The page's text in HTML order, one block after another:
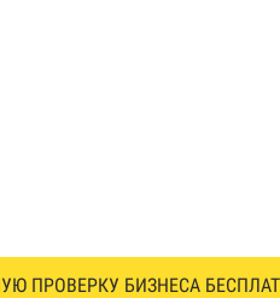
ПРОВЕРКУ БИЗНЕСА